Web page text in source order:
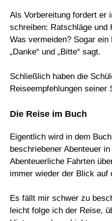
Als Vorbereitung fordert er
schreiben: Ratschläge und
Was vermeiden? Sogar
„Danke“ und „Bitte“ sagt.
Schließlich haben die
Reiseempfehlungen
Die Reise im Buch
Eigentlich wird in dem
beschriebener Abenteuer
Abenteuerliche Fahrten
immer wieder der Blick auf
Es fällt mir schwer zu
leicht folge ich der Reise,